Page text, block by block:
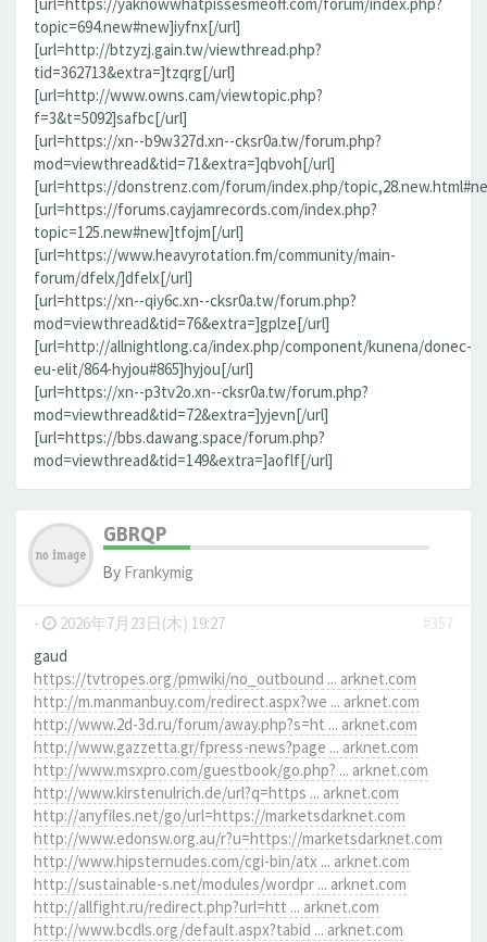
topic=694.new#new]iyfnx[/url]
[url=http://btzyzj.gain.tw/viewthread.php?
tid=362713&extra=]tzqrg[/url]
[url=http://www.owns.cam/viewtopic.php?
f=3&t=5092]safbc[/url]
[url=https://xn--b9w327d.xn--cksr0a.tw/forum.php?
mod=viewthread&tid=71&extra=]qbvoh[/url]
[url=https://donstrenz.com/forum/index.php/
[url=https://forums.cayjamrecords.com/index.php?
topic=125.new#new]tfojm[/url]
[url=https://www.heavyrotation.fm/community/main-
forum/dfelx/]dfelx[/url]
[url=https://xn--qiy6c.xn--cksr0a.tw/forum.php?
mod=viewthread&tid=76&extra=]gplze[/url]
[url=http://allnightlong.ca/index.php/component/kunena/donec-
eu-elit/864-hyjou#865]hyjou[/url]
[url=https://xn--p3tv2o.xn--cksr0a.tw/forum.php?
mod=viewthread&tid=72&extra=]yjevn[/url]
[url=https://bbs.dawang.space/forum.php?
mod=viewthread&tid=149&extra=]aoflf[/url]
GBRQP
By Frankymig
- 2026年7月23日(木) 19:27
#357
gaud
https://tvtropes.org/pmwiki/no_outbound ... arknet.com
http://m.manmanbuy.com/redirect.aspx?we ... arknet.com
http://www.2d-3d.ru/forum/away.php?s=ht ... arknet.com
http://www.gazzetta.gr/fpress-news?page ... arknet.com
http://www.msxpro.com/guestbook/go.php? ... arknet.com
http://www.kirstenulrich.de/url?q=https ... arknet.com
http://anyfiles.net/go/url=https://marketsdarknet.com
http://www.edonsw.org.au/r?u=https://marketsdarknet.com
http://www.hipsternudes.com/cgi-bin/atx ... arknet.com
http://sustainable-s.net/modules/wordpr ... arknet.com
http://allfight.ru/redirect.php?url=htt ... arknet.com
http://www.bcdls.org/default.aspx?tabid ... arknet.com